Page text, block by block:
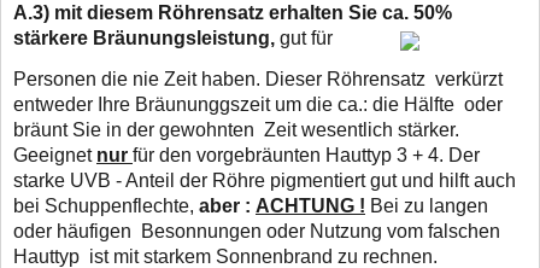
A.3) mit diesem Röhrensatz erhalten Sie ca. 50%
stärkere Bräunungsleistung, gut für
Personen die nie Zeit haben. Dieser Röhrensatz verkürzt
entweder Ihre Bräununggszeit um die ca.: die Hälfte oder
bräunt Sie in der gewohnten Zeit wesentlich stärker.
Geeignet nur für den vorgebräunten Hauttyp 3 + 4. Der
starke UVB - Anteil der Röhre pigmentiert gut und hilft auch
bei Schuppenflechte, aber : ACHTUNG ! Bei zu langen
oder häufigen Besonnungen oder Nutzung vom falschen
Hauttyp ist mit starkem Sonnenbrand zu rechnen.